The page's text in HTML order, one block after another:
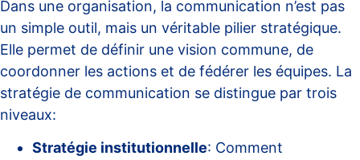
Dans une organisation, la communication n’est pas
un simple outil, mais un véritable pilier stratégique.
Elle permet de définir une vision commune, de
coordonner les actions et de fédérer les équipes. La
stratégie de communication se distingue par trois
niveaux:
Stratégie institutionnelle: Comment